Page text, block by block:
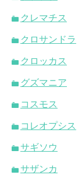
クレマチス
クロサンドラ
クロッカス
グズマニア
コスモス
コレオプシス
サギソウ
サザンカ